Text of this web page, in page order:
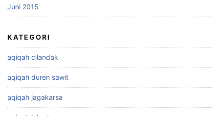
Juni 2015
KATEGORI
aqiqah cilandak
aqiqah duren sawit
aqiqah jagakarsa